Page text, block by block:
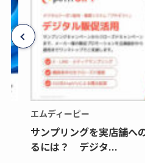
エムディーピー
サンプリングを実店舗へ
るには？ デジタ...